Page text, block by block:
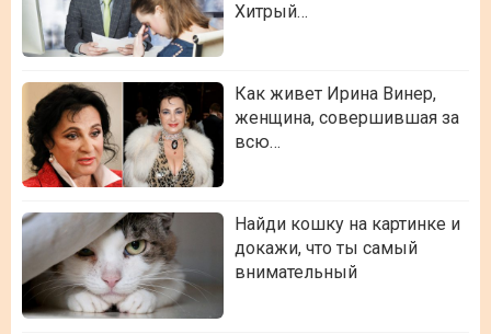
Хитрый…
Как живет Ирина Винер,
женщина, совершившая за
всю…
Найди кошку на картинке и
докажи, что ты самый
внимательный